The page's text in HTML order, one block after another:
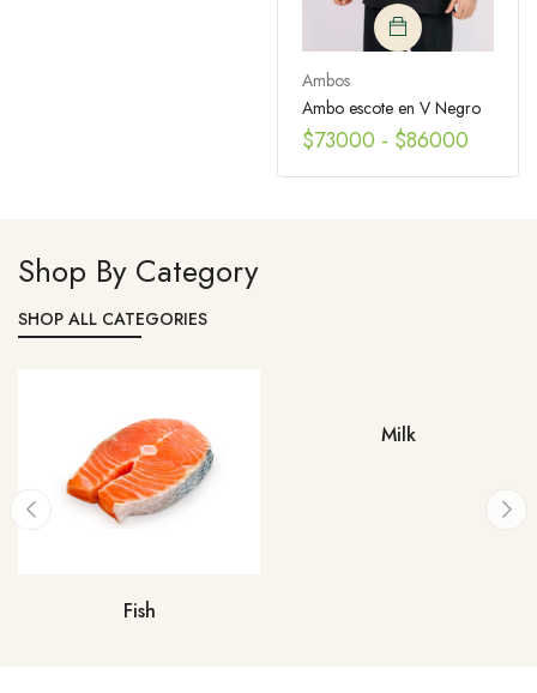
Ambos
Ambo escote en V Negro
$73000 - $86000
Shop By Category
SHOP ALL CATEGORIES
Fish
Milk